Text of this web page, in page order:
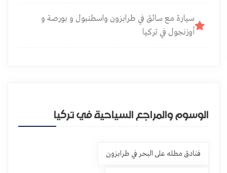
سيارة مع سائق في طرابزون واسطنبول و بورصة و
أوزنجول في تركيا
الوسوم والمراجع السياحية في تركيا
فنادق مطله على البحر في طرابزون